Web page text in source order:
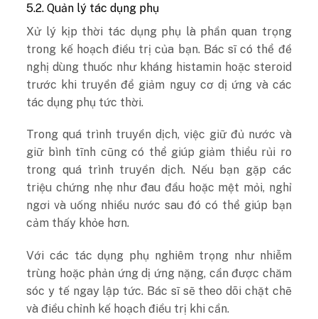
5.2. Quản lý tác dụng phụ
Xử lý kịp thời tác dụng phụ là phần quan trọng
trong kế hoạch điều trị của bạn. Bác sĩ có thể đề
nghị dùng thuốc như kháng histamin hoặc steroid
trước khi truyền để giảm nguy cơ dị ứng và các
tác dụng phụ tức thời.
Trong quá trình truyền dịch, việc giữ đủ nước và
giữ bình tĩnh cũng có thể giúp giảm thiểu rủi ro
trong quá trình truyền dịch. Nếu bạn gặp các
triệu chứng nhẹ như đau đầu hoặc mệt mỏi, nghỉ
ngơi và uống nhiều nước sau đó có thể giúp bạn
cảm thấy khỏe hơn.
Với các tác dụng phụ nghiêm trọng như nhiễm
trùng hoặc phản ứng dị ứng nặng, cần được chăm
sóc y tế ngay lập tức. Bác sĩ sẽ theo dõi chặt chẽ
và điều chỉnh kế hoạch điều trị khi cần.